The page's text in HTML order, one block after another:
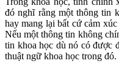
đó nghĩ rằng một thông tin
hay mang lại bất cứ cảm
Nếu một thông tin không
tin khoa học dù nó có được
thuật ngữ khoa học trong đó.